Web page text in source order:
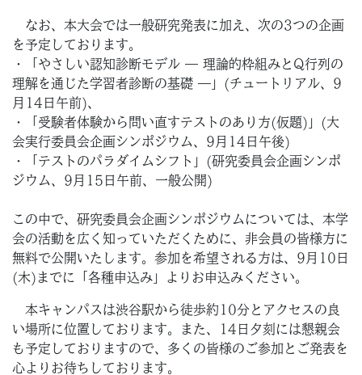
なお、本大会では一般研究発表に加え、次の3つの企画
を予定しております。
・「やさしい認知診断モデル ― 理論的枠組みとQ行列の
理解を通じた学習者診断の基礎 ―」(チュートリアル、9
月14日午前)、
・「受験者体験から問い直すテストのあり方(仮題)」(大
会実行委員会企画シンポジウム、9月14日午後)
・「テストのパラダイムシフト」(研究委員会企画シンポ
ジウム、9月15日午前、一般公開)
この中で、研究委員会企画シンポジウムについては、本学
会の活動を広く知っていただくために、非会員の皆様方に
無料で公開いたします。参加を希望される方は、9月10日
(木)までに「各種申込み」よりお申込みください。
本キャンパスは渋谷駅から徒歩約10分とアクセスの良
い場所に位置しております。また、14日夕刻には懇親会
も予定しておりますので、多くの皆様のご参加とご発表を
心よりお待ちしております。